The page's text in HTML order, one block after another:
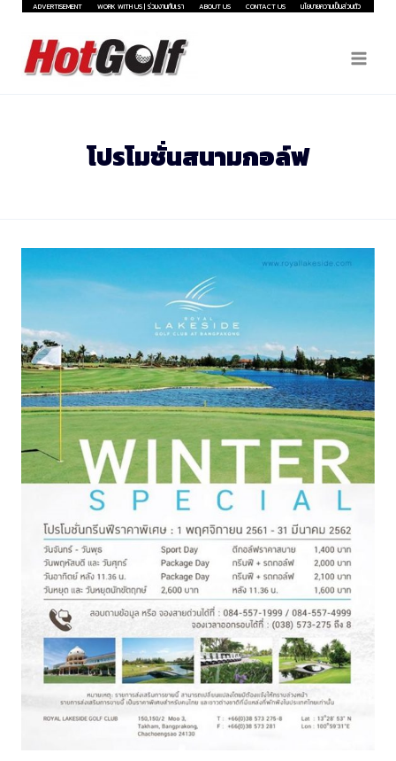
Skip
content
ADVERTISEMENT WORK WITH US | ร่วมงานกับเรา ABOUT US CONTACT US นโยบายความเป็นส่วนตัว
โปรโมชั่นสนามกอล์ฟ